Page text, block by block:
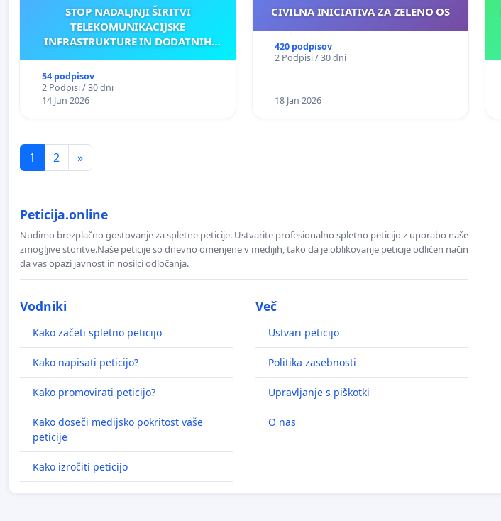
STOP NADALJNJI ŠIRITVI
TELEKOMUNIKACIJSKE
INFRASTRUKTURE IN DODATNIH
54 podpisov
2 Podpisi / 30 dni
14 Jun 2026
CIVILNA INICIATIVA ZA ZELENO OS
420 podpisov
2 Podpisi / 30 dni
18 Jan 2026
1 2 »
Peticija.online
Nudimo brezplačno gostovanje za spletne peticije. Ustvarite profesionalno spletno peticijo z uporabo naše
zmogljive storitve.Naše peticije so dnevno omenjene v medijih, tako da je oblikovanje peticije odličen način
da vas opazi javnost in nosilci odločanja.
Vodniki
Kako začeti spletno peticijo
Kako napisati peticijo?
Kako promovirati peticijo?
Kako doseči medijsko pokritost vaše
peticije
Kako izročiti peticijo
Več
Ustvari peticijo
Politika zasebnosti
Upravljanje s piškotki
O nas